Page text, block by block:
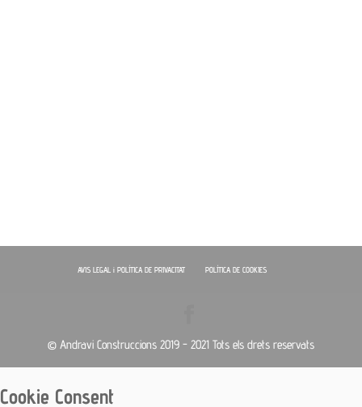
AVIS LEGAL i POLÍTICA DE PRIVACITAT POLÍTICA DE COOKIES
© Andravi Construccions 2019 - 2021 Tots els drets reservats